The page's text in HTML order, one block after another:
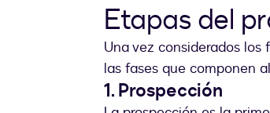
Etapas del
Una vez considerados
las fases que componen al
1. Prospección